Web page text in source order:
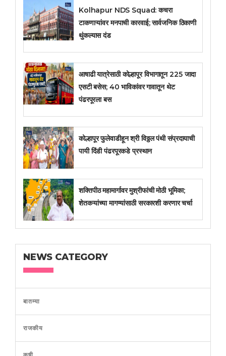
Kolhapur NDS Squad: कचरा
टाकणाऱ्यांवर मनपाची कारवाई; सार्वजनिक ठिकाणी
थुंकल्यास दंड
आषाढी यात्रेसाठी कोल्हापूर विभागातून 225 जादा
एसटी बसेस; 40 भाविकांवर गावातून थेट
पंढरपूरला बस
कोल्हापूर फुलेवाडीहून श्री विठ्ठल पंथी संप्रदायाची
पायी दिंडी पंढरपूरकडे प्रस्थान
शक्तिपीठ महामार्गावर मुश्रीफांची मोठी भूमिका;
शेतकऱ्यांच्या मागण्यांसाठी सरकारशी करणार चर्चा
NEWS CATEGORY
बातम्या
राजकीय